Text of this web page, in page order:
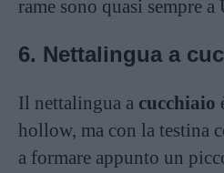
rame sono quasi sempre a
6. Nettalingua a
Il nettalingua a cucchiaio
hollow, ma con la testina
a formare appunto un